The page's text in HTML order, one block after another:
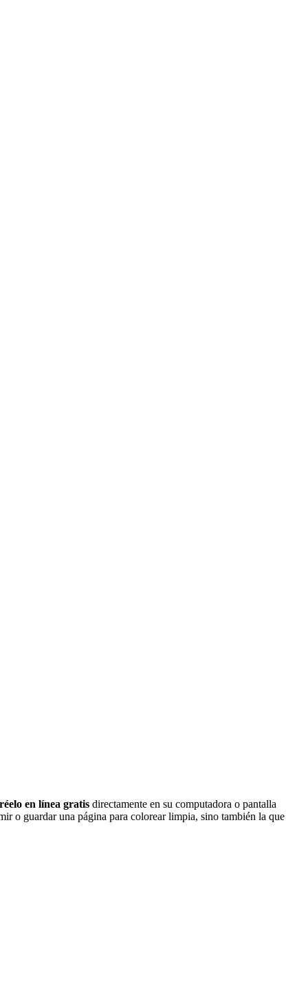
en línea gratis directamente en su computadora o pantalla
o guardar una página para colorear limpia, sino también la que